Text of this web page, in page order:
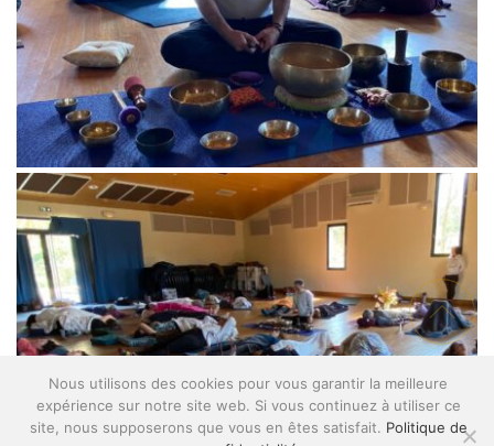
Nous utilisons des cookies pour vous garantir la meilleure
expérience sur notre site web. Si vous continuez à utiliser ce
site, nous supposerons que vous en êtes satisfait. Politique de